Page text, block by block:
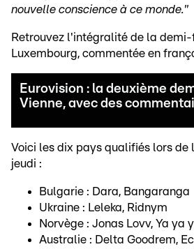
nouvelle conscience à ce monde."
Retrouvez l'intégralité de la
Luxembourg, commentée en
Eurovision : la deuxième
Vienne, avec des
Voici les dix pays qualifiés lors
jeudi :
Bulgarie : Dara, Bangaranga
Ukraine : Leleka, Ridnym
Norvège : Jonas Lovv, Ya ya
Australie : Delta Goodrem,